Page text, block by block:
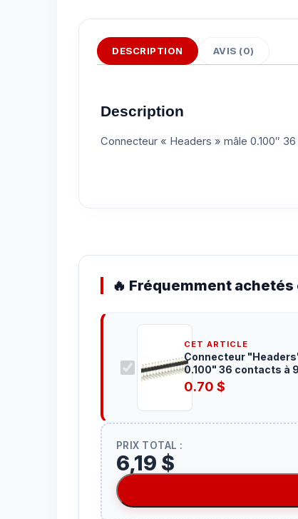
DESCRIPTION AVIS (0)
Description
Connecteur « Headers » mâle 0.100″
🔥 Fréquemment
CET ARTICLE
Connecteur
0.100" 36 contacts à
0.70$
PRIX TOTAL :
6,19 $